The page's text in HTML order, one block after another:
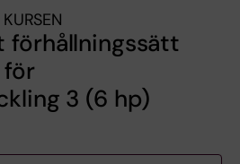
förhållningssätt
3 (6 hp)